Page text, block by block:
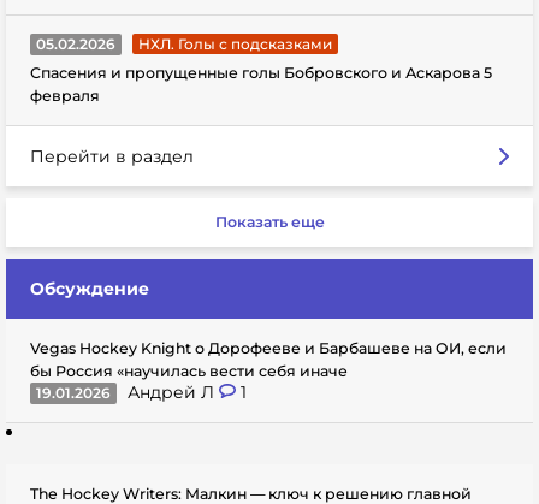
05.02.2026
НХЛ. Голы с подсказками
Спасения и пропущенные голы Бобровского и Аскарова 5
февраля
Перейти в раздел
Показать еще
Обсуждение
Vegas Hockey Knight о Дорофееве и Барбашеве на ОИ, если
бы Россия «научилась вести себя иначе
19.01.2026
Андрей Л 1
The Hockey Writers: Малкин — ключ к решению главной